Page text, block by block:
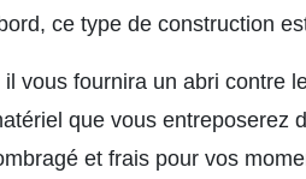
ce type de construction
il vous fournira un abri contre
que vous entreposerez
et frais pour vos